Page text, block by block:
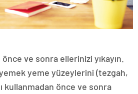
ve sonra ellerinizi yıkayın.
yeme yüzeylerini (tezgah,
kullanmadan önce ve sonra